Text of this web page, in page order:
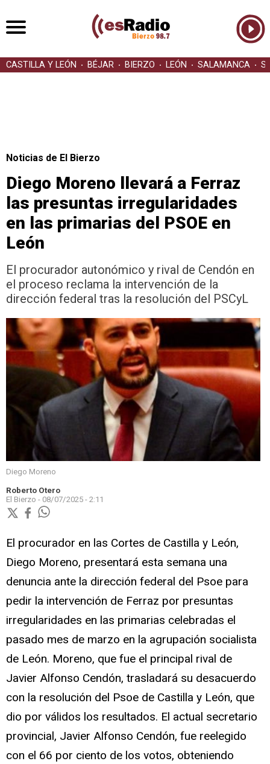
CASTILLA Y LEÓN BÉJAR BIERZO LEÓN SALAMANCA
Noticias de El Bierzo
Diego Moreno llevará a Ferraz
las presuntas irregularidades
en las primarias del PSOE en
León
El procurador autonómico y rival de Cendón en
el proceso reclama la intervención de la
dirección federal tras la resolución del PSCyL
Diego Moreno
Roberto Otero
El Bierzo - 08/07/2025 - 2:11
El procurador en las Cortes de Castilla y León,
Diego Moreno, presentará esta semana una
denuncia ante la dirección federal del Psoe para
pedir la intervención de Ferraz por presuntas
irregularidades en las primarias celebradas el
pasado mes de marzo en la agrupación socialista
de León. Moreno, que fue el principal rival de
Javier Alfonso Cendón, trasladará su desacuerdo
con la resolución del Psoe de Castilla y León, que
dio por válidos los resultados. El actual secretario
provincial, Javier Alfonso Cendón, fue reelegido
con el 66 por ciento de los votos, obteniendo